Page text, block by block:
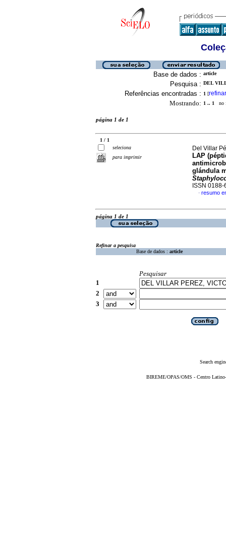
Base de dados : article
Pesquisa : DEL
Referências encontradas : 1 [refinar
Mostrando: 1 .. 1 no
página 1 de 1
1 / 1
seleciona
para imprimir
Del Villar
LAP
glándula
ISSN 0188-
· resumo
página 1 de 1
Refinar a pesquisa
Base de dados : article
Pesquisar
1
2
3
Search
BIREME/OPAS/OMS - Centro Latino-